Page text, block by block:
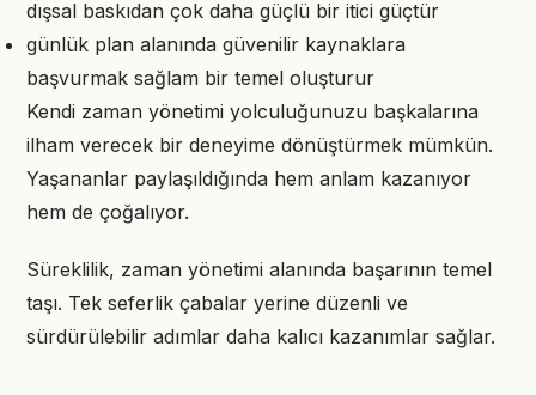
dışsal baskıdan çok daha güçlü bir itici güçtür
günlük plan alanında güvenilir kaynaklara
başvurmak sağlam bir temel oluşturur
Kendi zaman yönetimi yolculuğunuzu başkalarına
ilham verecek bir deneyime dönüştürmek mümkün.
Yaşananlar paylaşıldığında hem anlam kazanıyor
hem de çoğalıyor.
Süreklilik, zaman yönetimi alanında başarının temel
taşı. Tek seferlik çabalar yerine düzenli ve
sürdürülebilir adımlar daha kalıcı kazanımlar sağlar.